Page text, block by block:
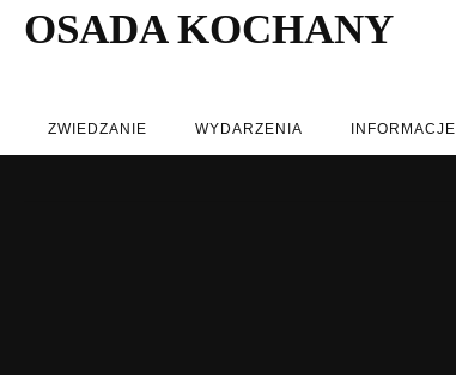
OSADA KOCHANY
ZWIEDZANIE WYDARZENIA INFORMACJE